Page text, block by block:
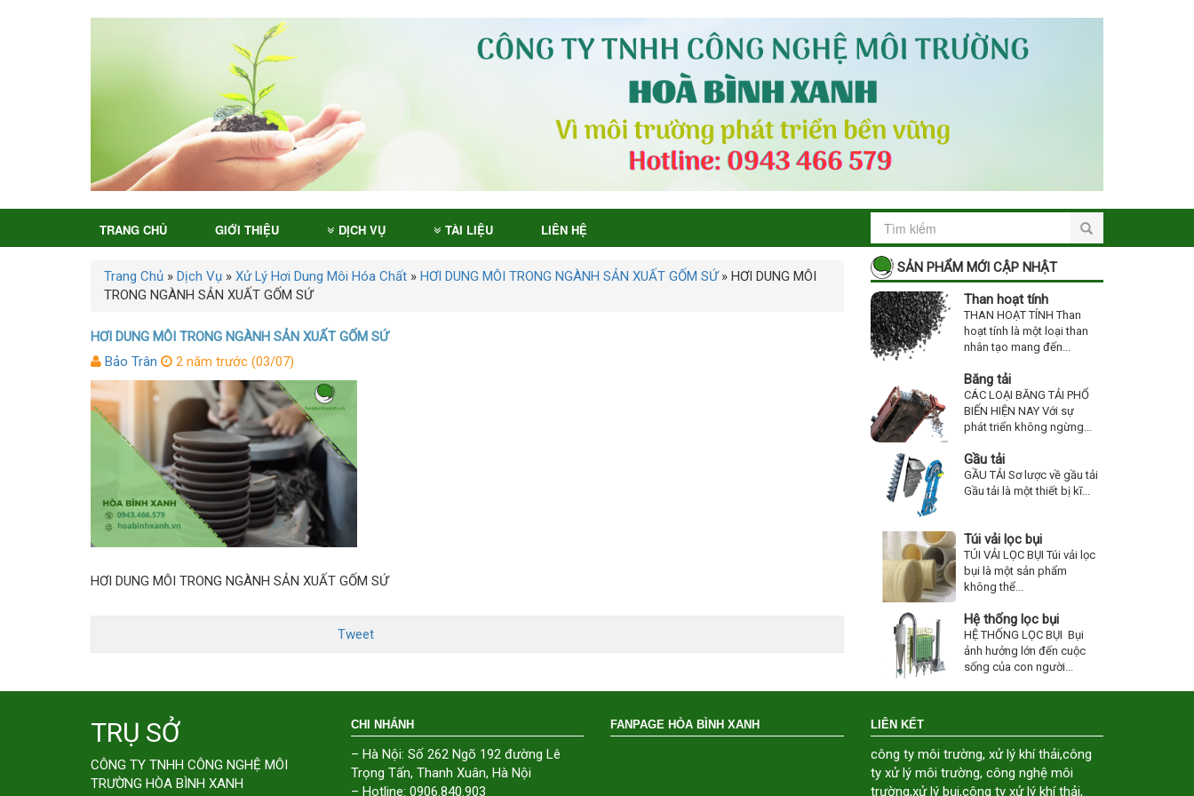
TRANG CHỦ GIỚI THIỆU DỊCH VỤ TÀI LIỆU LIÊN HỆ
Trang Chủ » Dịch Vụ » Xử Lý Hơi Dung Môi Hóa Chất » HƠI DUNG MÔI TRONG NGÀNH SẢN XUẤT GỐM SỨ» HƠI DUNG MÔI
TRONG NGÀNH SẢN XUẤT GỐM SỨ
HƠI DUNG MÔI TRONG NGÀNH SẢN XUẤT GỐM SỨ
Bảo Trân
2 năm trước (03/07)
HƠI DUNG MÔI TRONG NGÀNH SẢN XUẤT GỐM SỨ
Tweet
SẢN PHẨM MỚI CẬP NHẬT
Than hoạt tính
THAN HOẠT TÍNH Than
hoạt tính là một loại than
nhân tạo mang đến...
Băng tải
CÁC LOẠI BĂNG TẢI PHỔ
BIẾN HIỆN NAY Với sự
phát triển không ngừng...
Gầu tải
GẦU TẢI Sơ lược về gầu tải
Gầu tải là một thiết bị kĩ...
Túi vải lọc bụi
TÚI VẢI LỌC BỤI Túi vải lọc
bụi là một sản phẩm
không thể...
Hệ thống lọc bụi
HỆ THỐNG LỌC BỤI Bụi
ảnh hưởng lớn đến cuộc
sống của con người...
TRỤ SỞ
CÔNG TY TNHH CÔNG NGHỆ MÔI
TRƯỜNG HÒA BÌNH XANH
CHI NHÁNH
– Hà Nội: Số 262 Ngõ 192 đường Lê
Trọng Tấn, Thanh Xuân, Hà Nội
– Hotline: 0906.840.903
FANPAGE HÒA BÌNH XANH LIÊN KẾT
công ty môi trường, xử lý khí thải,công
ty xử lý môi trường, công nghệ môi
trường,xử lý bụi,công ty xử lý khí thải,